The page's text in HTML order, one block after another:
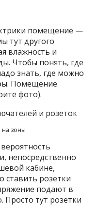
помещение —
тут другого
влажность и
Чтобы понять, где
знать, где можно
Помещение
фото).
на зоны
непосредственно
кабине,
ставить розетки
подают в
Просто тут розетки